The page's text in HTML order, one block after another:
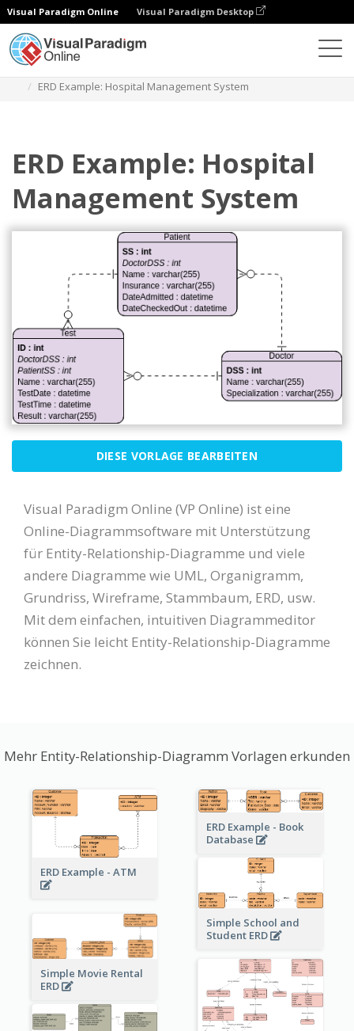
Visual Paradigm Online Visual Paradigm Desktop
ERD Example: Hospital Management System
ERD Example: Hospital
Management System
DIESE VORLAGE BEARBEITEN
Visual Paradigm Online (VP Online) ist eine
Online-Diagrammsoftware mit Unterstützung
für Entity-Relationship-Diagramme und viele
andere Diagramme wie UML, Organigramm,
Grundriss, Wireframe, Stammbaum, ERD, usw.
Mit dem einfachen, intuitiven Diagrammeditor
können Sie leicht Entity-Relationship-Diagramme
zeichnen.
Mehr Entity-Relationship-Diagramm Vorlagen erkunden
ERD Example - ATM
ERD Example - Book
Database
Simple School and
Student ERD
Simple Movie Rental
ERD